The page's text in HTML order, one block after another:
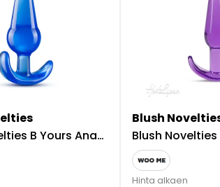
Yours Anaalitappi Sininen
Blush
Blush Novelties B
Hinta alkaen